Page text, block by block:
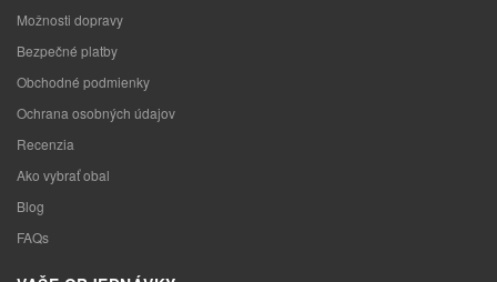
Možnosti dopravy
Bezpečné platby
Obchodné podmienky
Ochrana osobných údajov
Recenzia
Ako vybrať obal
Blog
FAQs